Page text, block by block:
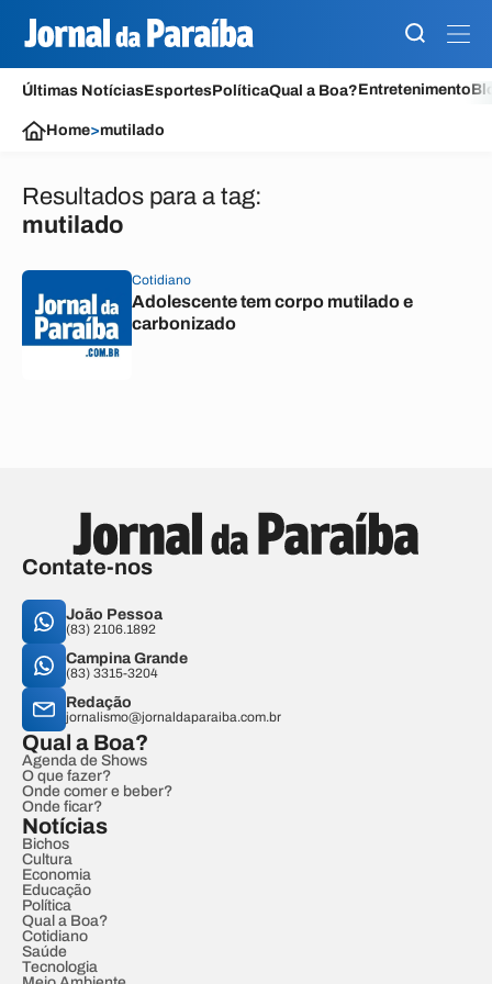
Últimas NotíciasEsportesPolíticaQual a Boa?Entretenimento
Home>mutilado
Resultados para a tag:
mutilado
Cotidiano
Adolescente tem corpo mutilado e
carbonizado
Contate-nos
João Pessoa
(83) 2106.1892
Campina Grande
(83) 3315-3204
Redação
jornalismo@jornaldaparaiba.com.br
Qual a Boa?
Agenda de Shows
O que fazer?
Onde comer e beber?
Onde ficar?
Notícias
Bichos
Cultura
Economia
Educação
Política
Qual a Boa?
Cotidiano
Saúde
Tecnologia